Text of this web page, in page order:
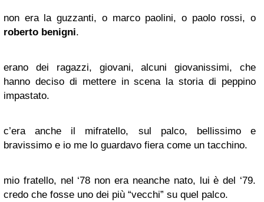
non era la guzzanti, o marco paolini, o paolo rossi, o
roberto benigni.
erano dei ragazzi, giovani, alcuni giovanissimi, che
hanno deciso di mettere in scena la storia di peppino
impastato.
c’era anche il mifratello, sul palco, bellissimo e
bravissimo e io me lo guardavo fiera come un tacchino.
mio fratello, nel ‘78 non era neanche nato, lui è del ‘79.
credo che fosse uno dei più “vecchi” su quel palco.